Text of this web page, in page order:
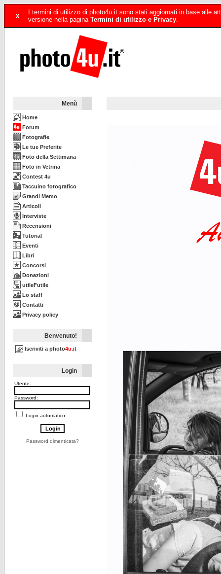
x
I termini di utilizzo di photo4u.it sono stati aggiornati in base alle
versione nella pagina Termini di utilizzo e Privacy.
Menù
Home
Forum
Fotografie
Le tue Preferite
Foto della Settimana
Foto in Vetrina
Contest 4u
Taccuino fotografico
Grandi Memo
Articoli
Interviste
Recensioni
Tutorial
Eventi
Libri
Concorsi
Donazioni
utileFutile
Lo staff
Contatti
Privacy policy
Benvenuto!
Iscriviti a photo4u.it
Login
Utente:
Password:
Login automatico
Password dimenticata?